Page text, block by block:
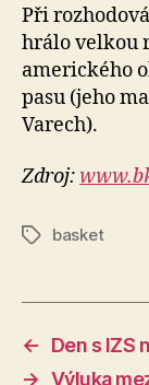
Při
hrálo velkou
amerického
pasu (jeho
Varech).
Zdroj:
Štítkybasket
←
Den s IZS
→ Výluka